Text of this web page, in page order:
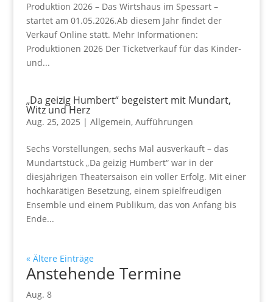
Produktion 2026 – Das Wirtshaus im Spessart –
startet am 01.05.2026.Ab diesem Jahr findet der
Verkauf Online statt. Mehr Informationen:
Produktionen 2026 Der Ticketverkauf für das Kinder-
und...
„Da geizig Humbert“ begeistert mit Mundart,
Witz und Herz
Aug. 25, 2025 | Allgemein, Aufführungen
Sechs Vorstellungen, sechs Mal ausverkauft – das
Mundartstück „Da geizig Humbert“ war in der
diesjährigen Theatersaison ein voller Erfolg. Mit einer
hochkarätigen Besetzung, einem spielfreudigen
Ensemble und einem Publikum, das von Anfang bis
Ende...
« Ältere Einträge
Anstehende Termine
Aug. 8